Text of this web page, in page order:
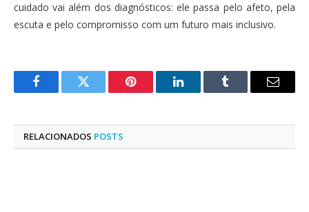
cuidado vai além dos diagnósticos: ele passa pelo afeto, pela
escuta e pelo compromisso com um futuro mais inclusivo.
FacebookTwitter Pinterest LinkedInTumblr
E-
RELACIONADOS POSTS